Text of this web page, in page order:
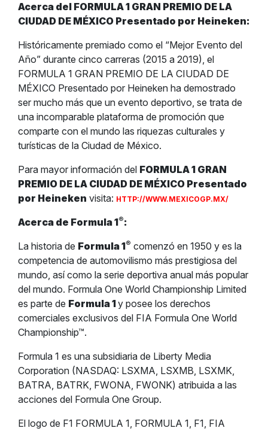
Acerca del FORMULA 1 GRAN PREMIO DE LA
CIUDAD DE MÉXICO Presentado por Heineken:
Históricamente premiado como el “Mejor Evento del
Año” durante cinco carreras (2015 a 2019), el
FORMULA 1 GRAN PREMIO DE LA CIUDAD DE
MÉXICO Presentado por Heineken ha demostrado
ser mucho más que un evento deportivo, se trata de
una incomparable plataforma de promoción que
comparte con el mundo las riquezas culturales y
turísticas de la Ciudad de México.
Para mayor información del FORMULA 1 GRAN
PREMIO DE LA CIUDAD DE MÉXICO Presentado
por Heineken visita: HTTP://WWW.MEXICOGP.MX/
Acerca de Formula 1®:
La historia de Formula 1® comenzó en 1950 y es la
competencia de automovilismo más prestigiosa del
mundo, así como la serie deportiva anual más popular
del mundo. Formula One World Championship Limited
es parte de Formula 1y posee los derechos
comerciales exclusivos del FIA Formula One World
Championship™.
Formula 1 es una subsidiaria de Liberty Media
Corporation (NASDAQ: LSXMA, LSXMB, LSXMK,
BATRA, BATRK, FWONA, FWONK) atribuida a las
acciones del Formula One Group.
El logo de F1 FORMULA 1, FORMULA 1, F1, FIA